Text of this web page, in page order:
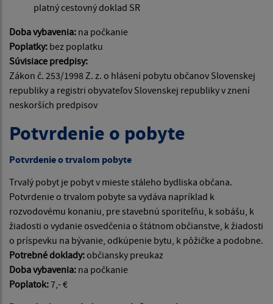
platný cestovný doklad SR
Doba vybavenia: na počkanie
Poplatky: bez poplatku
Súvisiace predpisy:
Zákon č. 253/1998 Z. z. o hlásení pobytu občanov Slovenskej
republiky a registri obyvateľov Slovenskej republiky v znení
neskorších predpisov
Potvrdenie o pobyte
Potvrdenie o trvalom pobyte
Trvalý pobyt je pobyt v mieste stáleho bydliska občana.
Potvrdenie o trvalom pobyte sa vydáva napríklad k
rozvodovému konaniu, pre stavebnú sporiteľňu, k sobášu, k
žiadosti o vydanie osvedčenia o štátnom občianstve, k žiadosti
o príspevku na bývanie, odkúpenie bytu, k pôžičke a podobne.
Potrebné doklady:občiansky preukaz
Doba vybavenia: na počkanie
Poplatok:7,- €